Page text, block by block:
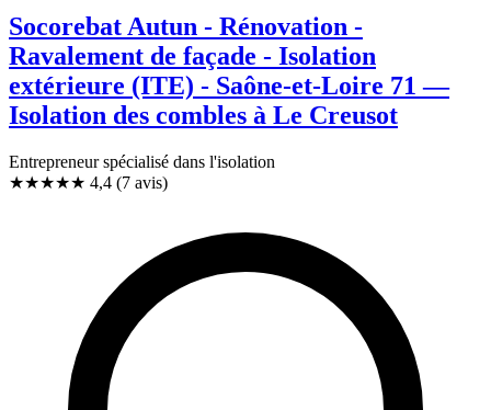
Socorebat Autun - Rénovation -
Ravalement de façade - Isolation
extérieure (ITE) - Saône-et-Loire 71 —
Isolation des combles à Le Creusot
Entrepreneur spécialisé dans l'isolation
★★★★★ 4,4 (7 avis)